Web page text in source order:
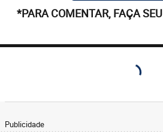
*PARA COMENTAR, FAÇA SEU
Publicidade